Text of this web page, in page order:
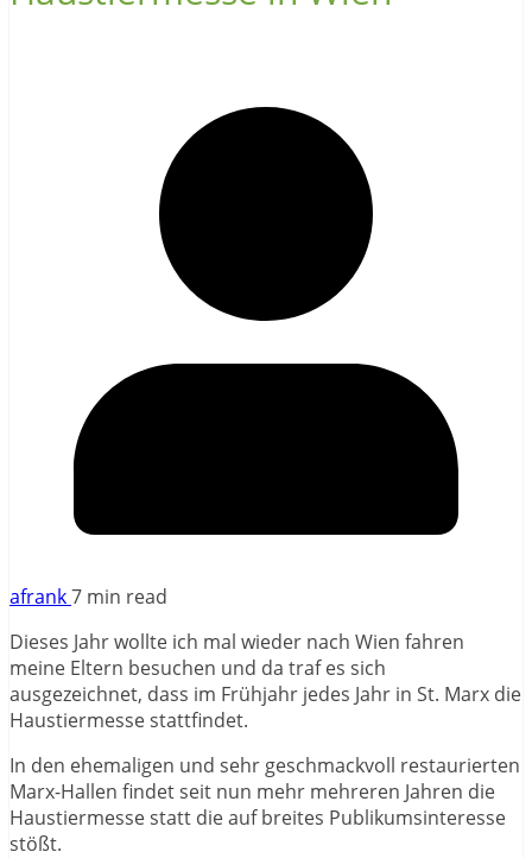
afrank7 min read
Dieses Jahr wollte ich mal wieder nach Wien fahren
meine Eltern besuchen und da traf es sich
ausgezeichnet, dass im Frühjahr jedes Jahr in St. Marx die
Haustiermesse stattfindet.
In den ehemaligen und sehr geschmackvoll restaurierten
Marx-Hallen findet seit nun mehr mehreren Jahren die
Haustiermesse statt die auf breites Publikumsinteresse
stößt.